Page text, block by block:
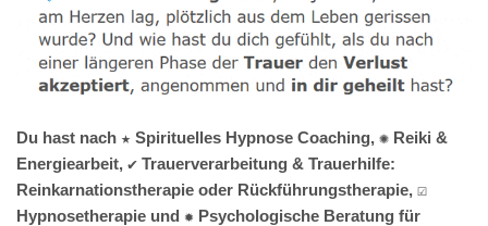
Du hast nach ★ Spirituelles Hypnose Coaching, ✺ Reiki &
Energiearbeit, ✔️ Trauerverarbeitung & Trauerhilfe:
Reinkarnationstherapie oder Rückführungstherapie, ☑️
Hypnosetherapie und ✹ Psychologische Beratung für